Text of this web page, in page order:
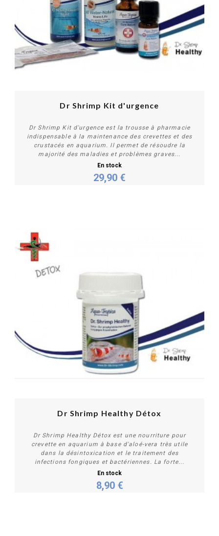
Acheter
Dr Shrimp Kit d'urgence
Dr Shrimp Kit d'urgence est la trousse à pharmacie
indispensable à la maintenance des crevettes et des
crustacés en aquarium. Il permet de résoudre la
majorité des maladies et problèmes graves...
En stock
29,90 €
Acheter
Dr Shrimp Healthy Détox
Dr Shrimp Healthy Détox est une nourriture pour
crevette en aquarium à base d'aloé-vera très utile
dans la désintoxication et le traitement des
infections fongiques et bactériennes. La forte...
En stock
8,90 €